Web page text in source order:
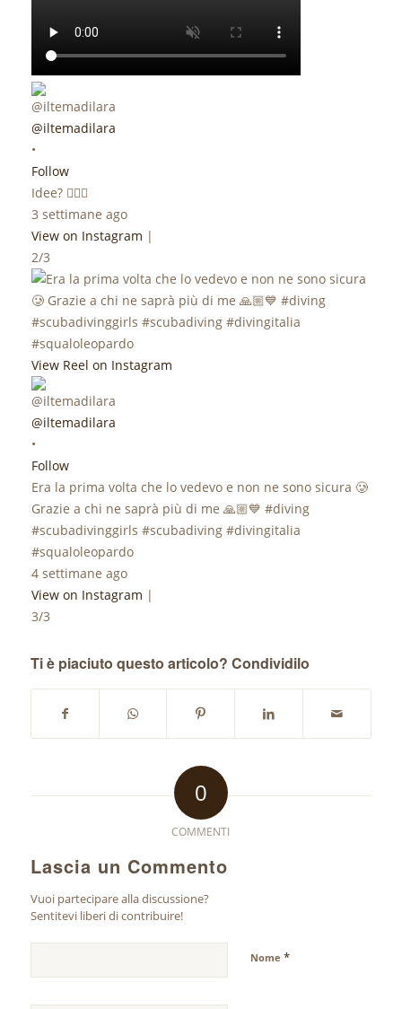
@iltemadilara
•
Follow
Idee? 🤷🏼‍♀️
3 settimane ago
View on Instagram |
2/3
View Reel on Instagram
@iltemadilara
•
Follow
Era la prima volta che lo vedevo e non ne sono sicura 🥲
Grazie a chi ne saprà più di me 🙏🏼💙 #diving
#scubadivinggirls #scubadiving #divingitalia
#squaloleopardo
4 settimane ago
View on Instagram |
3/3
Ti è piaciuto questo articolo? Condividilo
0
COMMENTI
Lascia un Commento
Vuoi partecipare alla discussione?
Sentitevi liberi di contribuire!
Nome *